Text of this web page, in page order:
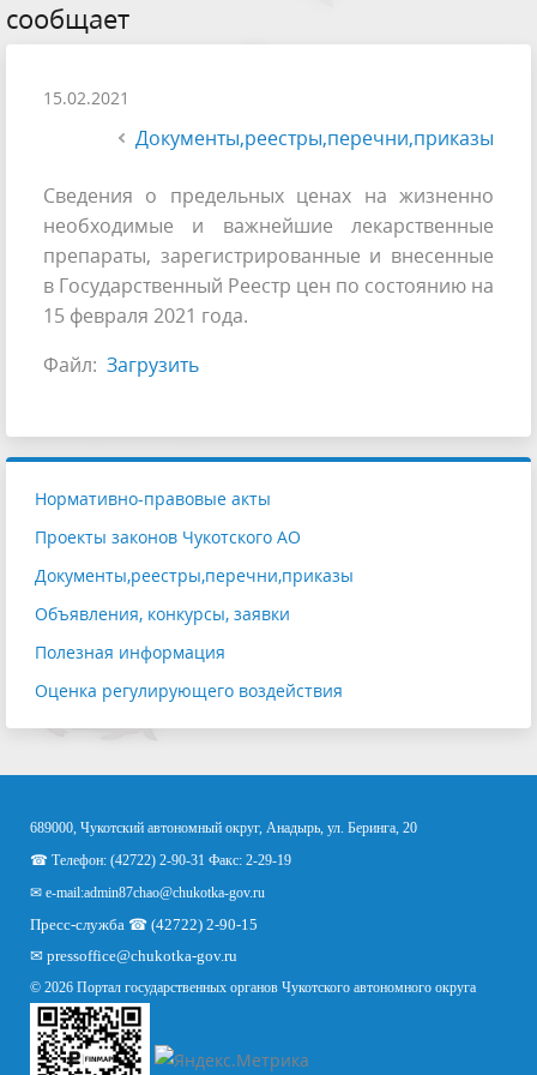
сообщает
15.02.2021
Документы,реестры,перечни,приказы
Сведения о предельных ценах на жизненно
необходимые и важнейшие лекарственные
препараты, зарегистрированные и внесенные
в Государственный Реестр цен по состоянию на
15 февраля 2021 года.
Файл: Загрузить
Нормативно-правовые акты
Проекты законов Чукотского АО
Документы,реестры,перечни,приказы
Объявления, конкурсы, заявки
Полезная информация
Оценка регулирующего воздействия
689000, Чукотский автономный округ, Анадырь, ул. Беринга, 20
☎ Телефон: (42722) 2-90-31 Факс: 2-29-19
✉ e-mail:admin87chao@chukotka-gov.ru
Пресс-служба ☎ (42722) 2-90-15
✉ pressoffice@chukotka-gov.ru
© 2026 Портал государственных органов Чукотского автономного округа